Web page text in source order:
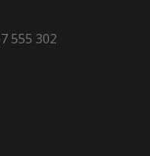
555 302